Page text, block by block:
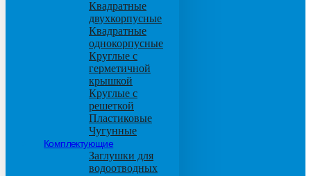
Квадратные
двухкорпусные
Квадратные
однокорпусные
Круглые с
герметичной
крышкой
Круглые с
решеткой
Пластиковые
Чугунные
Комплектующие
Заглушки для
водоотводных